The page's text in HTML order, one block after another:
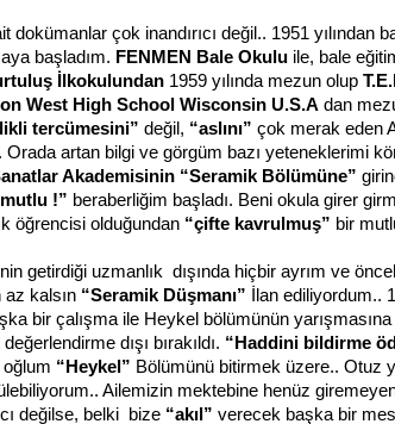
çok inandırıcı değil.. 1951 yılından
başladım. FENMEN Bale Okulu ile, bale
İlkokulundan 1959 yılında mezun olup
West High School Wisconsin U.S.A dan
tercümesini” değil, “aslını” çok merak eden
artan bilgi ve görgüm bazı yeteneklerimi
Akademisinin “Seramik Bölümüne”
!” beraberliğim başladı. Beni okula girer
öğrencisi olduğundan “çifte kavrulmuş” bir
getirdiği uzmanlık dışında hiçbir ayrım ve
az kalsın “Seramik Düşmanı” İlan ediliyordum..
bir çalışma ile Heykel bölümünün
dışı bırakıldı. “Haddini bildirme
“Heykel” Bölümünü bitirmek üzere.. Otuz
Ailemizin mektebine henüz
değilse, belki bize “akıl” verecek başka bir